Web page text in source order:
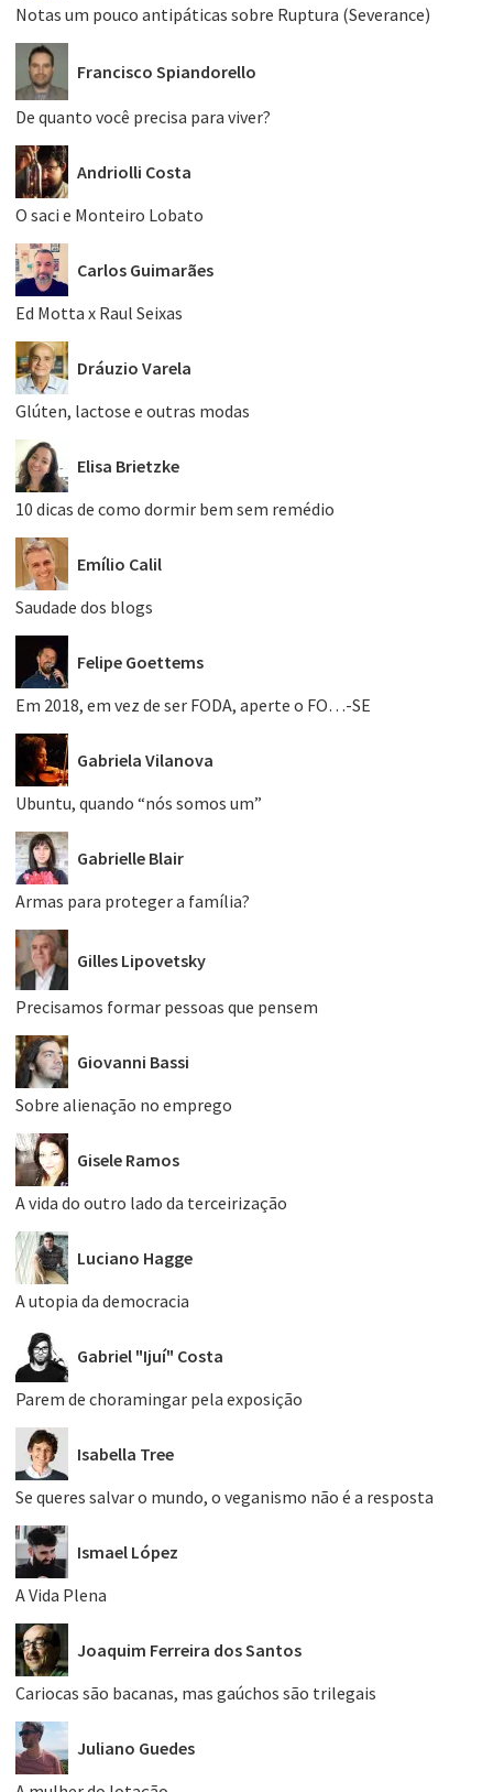
Notas um pouco antipáticas sobre Ruptura (Severance)
Francisco Spiandorello
De quanto você precisa para viver?
Andriolli Costa
O saci e Monteiro Lobato
Carlos Guimarães
Ed Motta x Raul Seixas
Dráuzio Varela
Glúten, lactose e outras modas
Elisa Brietzke
10 dicas de como dormir bem sem remédio
Emílio Calil
Saudade dos blogs
Felipe Goettems
Em 2018, em vez de ser FODA, aperte o FO…-SE
Gabriela Vilanova
Ubuntu, quando “nós somos um”
Gabrielle Blair
Armas para proteger a família?
Gilles Lipovetsky
Precisamos formar pessoas que pensem
Giovanni Bassi
Sobre alienação no emprego
Gisele Ramos
A vida do outro lado da terceirização
Luciano Hagge
A utopia da democracia
Gabriel "Ijuí" Costa
Parem de choramingar pela exposição
Isabella Tree
Se queres salvar o mundo, o veganismo não é a resposta
Ismael López
A Vida Plena
Joaquim Ferreira dos Santos
Cariocas são bacanas, mas gaúchos são trilegais
Juliano Guedes